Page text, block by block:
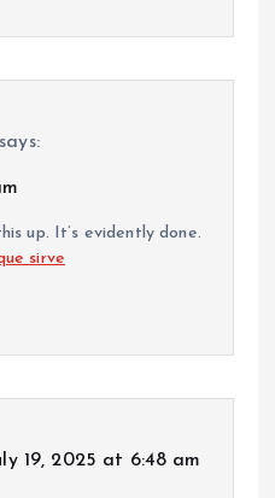
says:
up. It’s evidently done.
sirve
19, 2025 at 6:48 am